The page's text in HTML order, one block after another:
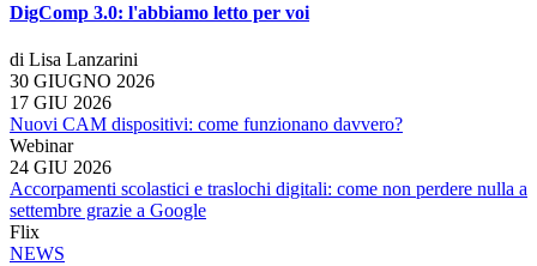
DigComp 3.0: l'abbiamo letto per voi
di Lisa Lanzarini
30 GIUGNO 2026
17 GIU 2026
Nuovi CAM dispositivi: come funzionano davvero?
Webinar
24 GIU 2026
Accorpamenti scolastici e traslochi digitali: come non perdere nulla a
settembre grazie a Google
Flix
NEWS